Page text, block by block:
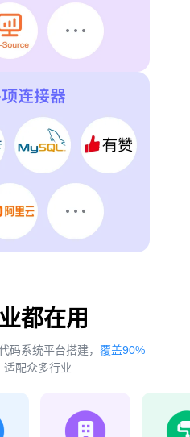
都在用
码系统平台搭建， 覆盖90%
适配众多行业